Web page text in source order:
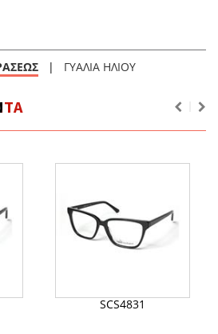
| ΓΥΑΛΙΑ ΗΛΙΟΥ
SCS4831